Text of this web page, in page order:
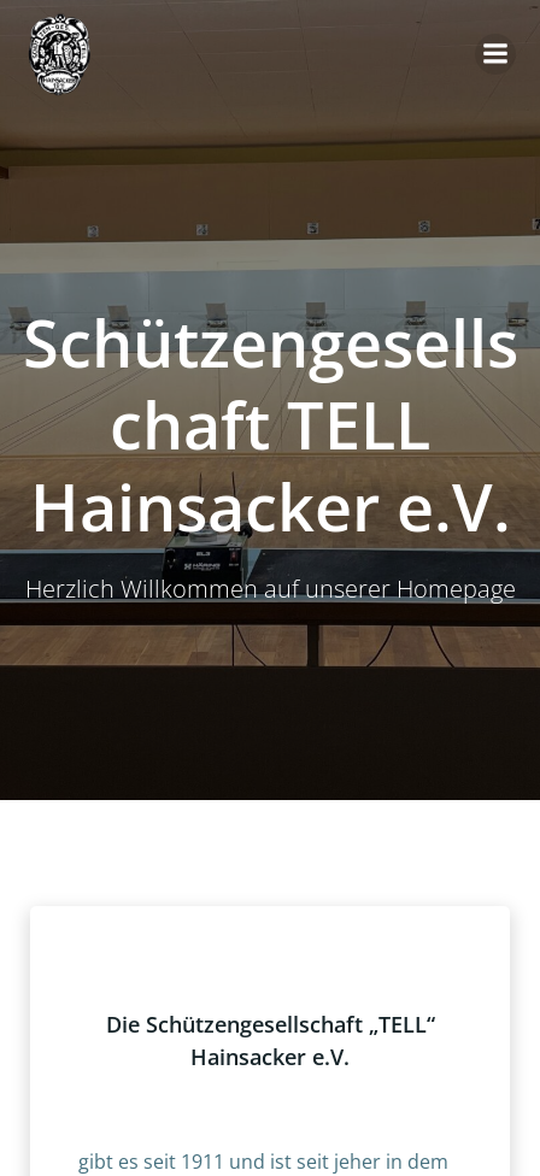
Schützengesells
chaft TELL
Hainsacker e.V.
Herzlich Willkommen auf unserer Homepage
Die Schützengesellschaft „TELL“
Hainsacker e.V.
gibt es seit 1911 und ist seit jeher in dem